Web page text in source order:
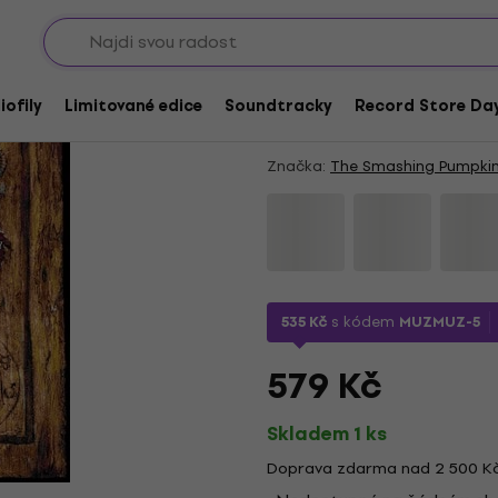
Limitované edice Soundtracky Record Store
The Smashing
(Remastered) (CD)
Značka: The Smashing
535 Kč s kódem MUZMUZ-5
579 Kč
Skladem 1 ks
Doprava zdarma nad 2 500